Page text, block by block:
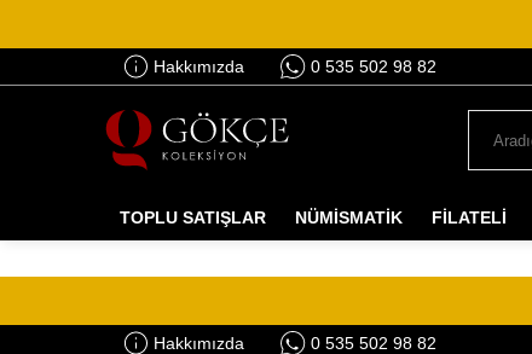
Hakkımızda 0 535 502 98 82
TOPLU SATIŞLAR NÜMİSMATİK FİLATELİ
Hakkımızda 0 535 502 98 82